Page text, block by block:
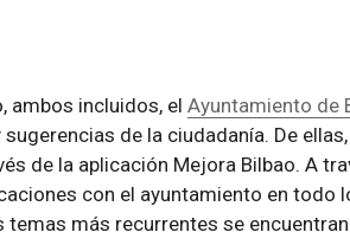
ambos incluidos, el Ayuntamiento de
de la ciudadanía. De
de la aplicación Mejora Bilbao. A
con el ayuntamiento en todo
más recurrentes se